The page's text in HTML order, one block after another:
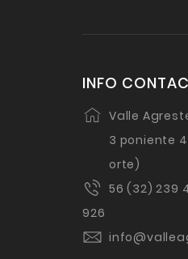
INFO
Valle
3 poniente
orte)
56 (32) 239
926